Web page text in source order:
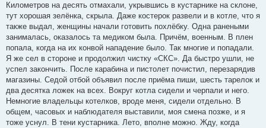
Километров на десять отмахали, укрывшись в кустарнике на склоне,
тут хорошая зелёнка, скрыла. Даже костерок развели и в котле, что я
также выдал, женщины начали готовить похлёбку. Одна ранеными
занималась, оказалось та медиком была. Причём, военным. В плен
попала, когда на их конвой нападение было. Так многие и попадали.
Я же сел в стороне и продолжил чистку «СКС». Да быстро ушли, не
успел закончить. После карабина и пистолет почистил, перезарядив
магазины. Седой отбой объявил после приёма пиши, шесть тарелок и
два десятка ложек на всех. Вокруг котла сидели и черпали и него.
Немногие владельцы котелков, вроде меня, сидели отдельно. В
общем, часовых и наблюдателя выставили, моя смена позже, и я
тоже уснул. В тени кустарника. Лето, вполне можно. Жду, когда